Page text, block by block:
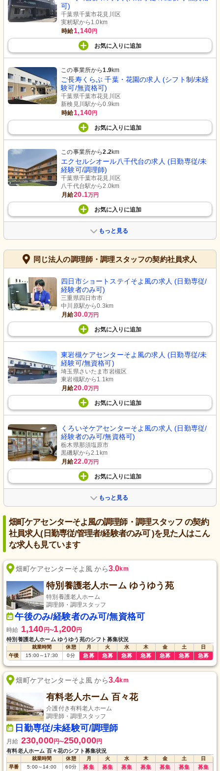
可)
千葉県千葉市花見川区
実籾駅から1.0km
時給1,140円
お気に入り に追加
この事業所から1.9km
ご長寿くらぶ 千葉・花園の求人 (シフト制/未経
験可/無資格可)
千葉県千葉市花見川区
新検見川駅から0.9km
時給1,140円
お気に入り に追加
この事業所から2.2km
エクセルシオール八千代台の求人 (日勤専従/未
経験可/調理師)
千葉県千葉市花見川区
八千代台駅から2.0km
月給20.1万円
お気に入り に追加
もっと見る
同じ法人の調理師・調理スタッフの契約社員求人
四日市ショートステイそよ風の求人 (日勤専従/
経験者のみ可)
三重県四日市市
中川原駅から0.3km
月給30.0万円
お気に入り に追加
東岩槻ケアセンターそよ風の求人 (日勤専従/未
経験可/無資格可)
埼玉県さいたま市岩槻区
東岩槻駅から1.1km
月給20.0万円
お気に入り に追加
くろいそケアセンターそよ風の求人 (日勤専従/
経験者のみ可/無資格可)
栃木県那須塩原市
黒磯駅から2.1km
月給22.0万円
お気に入り に追加
もっと見る
畑町ケアセンターそよ風の調理師・調理スタッフ の契約
社員求人(日勤専従/管理者/経験者のみ可 )を見た人はこん
な求人も見ています
畑町ケアセンターそよ風 から3.0km
特別養護老人ホーム ゆうゆう苑
特別養護老人ホーム
調理師・調理スタッフ
午後のみ/経験者のみ可/無資格可
時給 1,140 円〜1,200円
特別養護老人ホーム ゆうゆう苑のシフト募集状況
就業時間 休憩 月 火 水 木 金 土
日
午後
15:00～17:30 0分 急募 急募 急募 急募 急募 急募 急募
畑町ケアセンターそよ風 から3.4km
有料老人ホーム 百々花
介護付き有料老人ホーム
調理師・調理スタッフ
日勤専従/未経験可/調理師
月給 230,000円〜250,000円
有料老人ホーム 百々花のシフト募集状況
就業時間 休憩 月 火 水 木 金 土
日
早番
5:00～14:00 60分 募集 募集 募集 募集 募集 募集 募集